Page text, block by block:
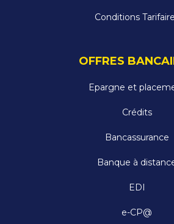
Conditions
OFFRES
Epargne et
Crédits
Bancassurance
Banque à
EDI
e-CP@